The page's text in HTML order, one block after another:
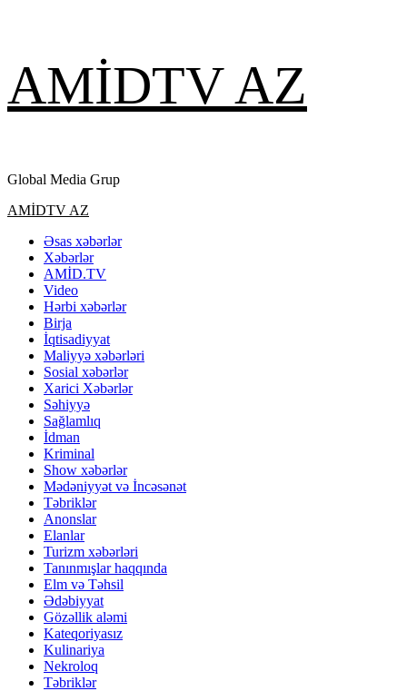
content
AMİDTV AZ
Global Media Grup
Primary
AMİDTV AZ
Əsas xəbərlər
Xəbərlər
AMİD.TV
Video
Hərbi xəbərlər
Birja
İqtisadiyyat
Maliyyə xəbərləri
Sosial xəbərlər
Xarici Xəbərlər
Səhiyyə
Sağlamlıq
İdman
Kriminal
Show xəbərlər
Mədəniyyət və İncəsənət
Təbriklər
Anonslar
Elanlar
Turizm xəbərləri
Tanınmışlar haqqında
Elm və Təhsil
Ədəbiyyat
Gözəllik aləmi
Kateqoriyasız
Kulinariya
Nekroloq
Təbriklər